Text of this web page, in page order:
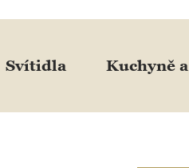
Svítidla Kuchyně